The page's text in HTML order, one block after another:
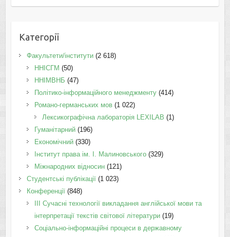
Категорії
Факультети/інститути(2 618)
ННІСГМ (50)
ННІМВНБ (47)
Політико-інформаційного менеджменту(414)
Романо-германських мов(1 022)
Лексикографічна лабораторія LEXILAB (1)
Гуманітарний(196)
Економічний(330)
Інститут права ім. І. Малиновського(329)
Міжнародних відносин(121)
Студентські публікації(1 023)
Конференції(848)
III Сучасні технології викладання англійської мови та
інтерпретації текстів світової літератури(19)
Соціально-інформаційні процеси в державному